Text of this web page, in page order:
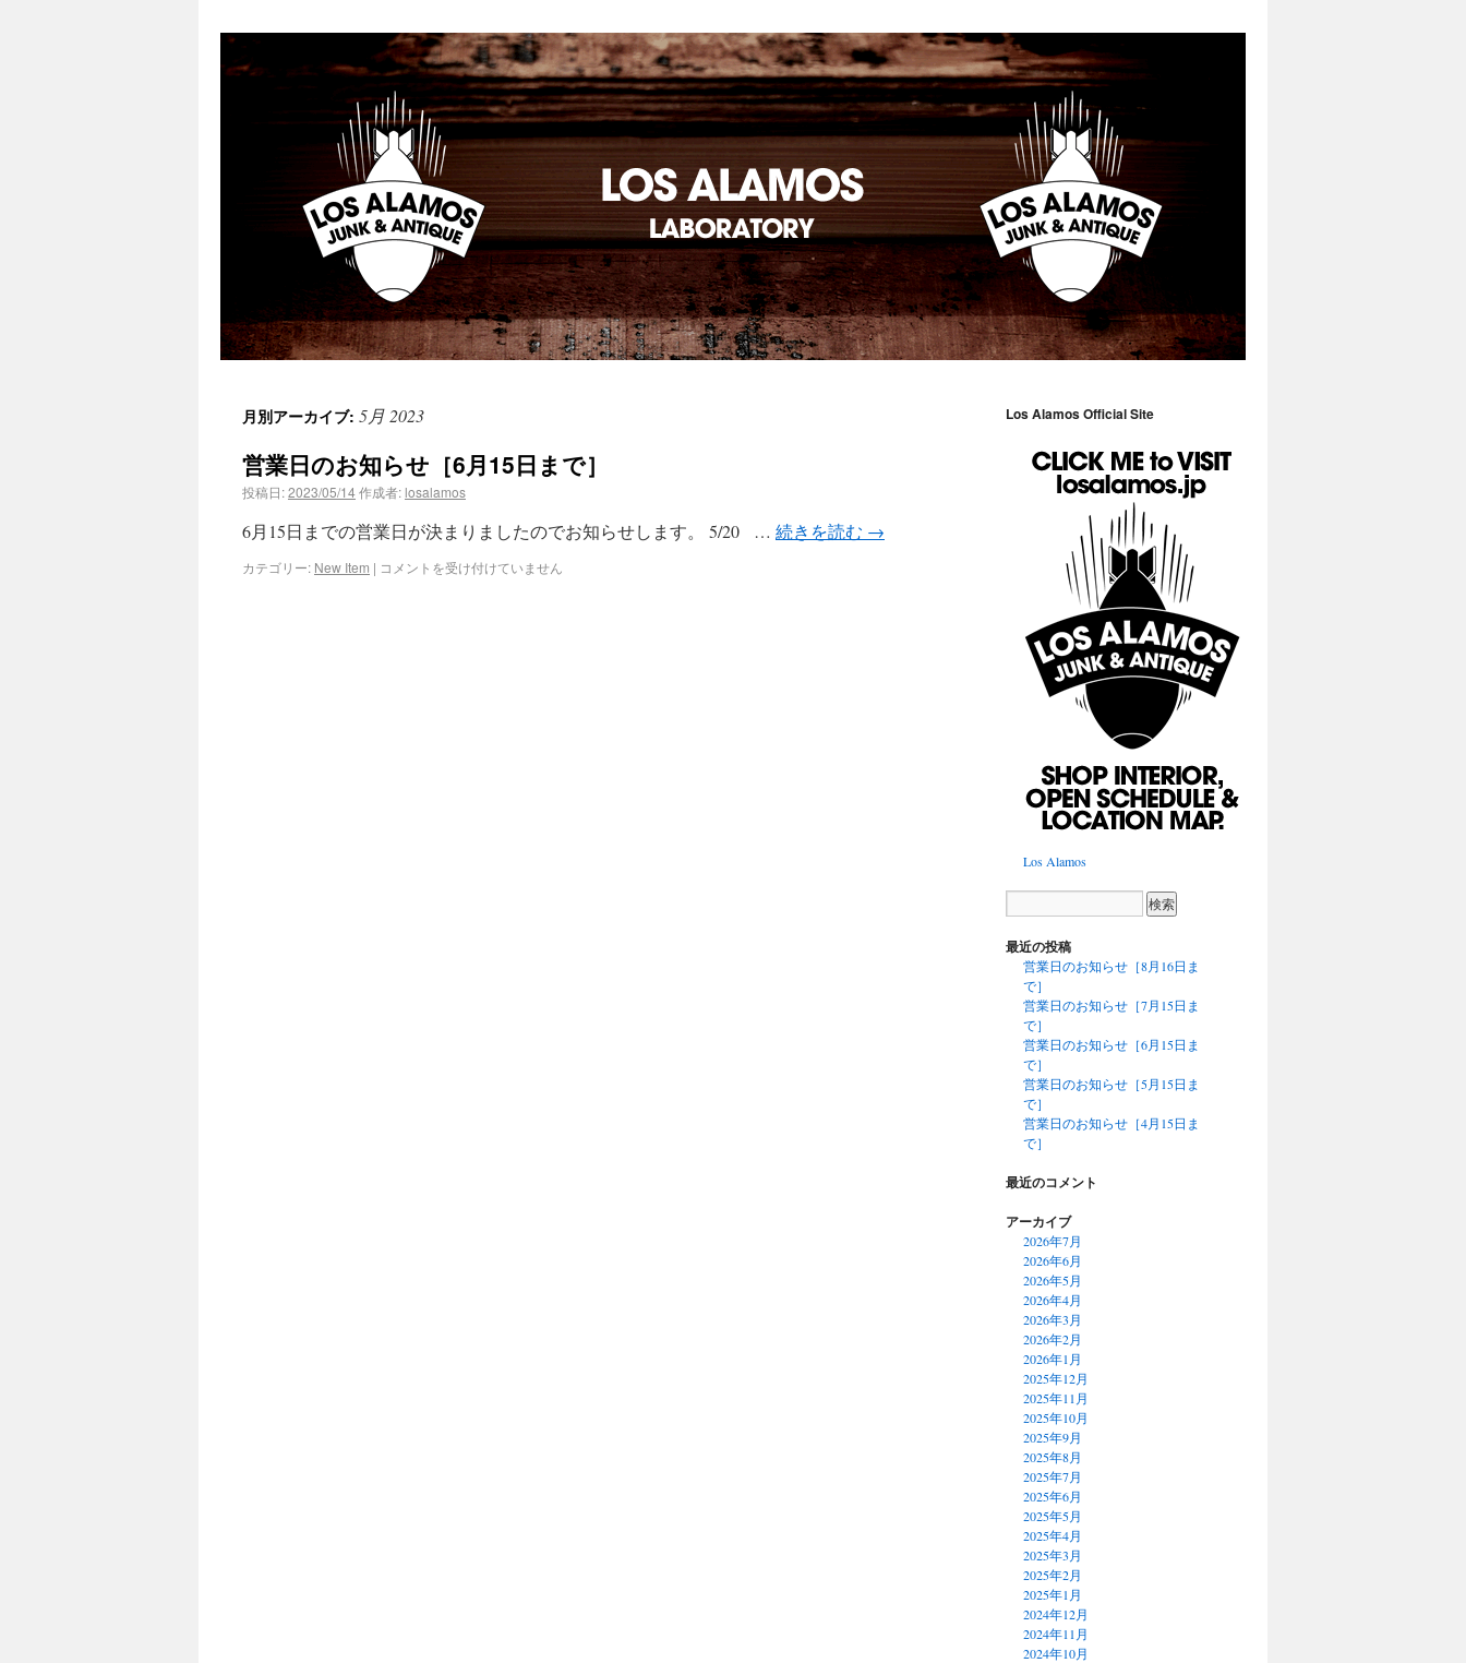
月別アーカイブ: 5月 2023
営業日のお知らせ［6月15日まで］
投稿日:2023/05/14作成者: losalamos
6月15日までの営業日が決まりましたのでお知らせします。 5/20 … 続きを読む →
カテゴリー: New Item | コメントを受け付けていません
Los Alamos Official Site
Los Alamos
最近の投稿
営業日のお知らせ［8月16日ま
で］
営業日のお知らせ［7月15日ま
で］
営業日のお知らせ［6月15日ま
で］
営業日のお知らせ［5月15日ま
で］
営業日のお知らせ［4月15日ま
で］
最近のコメント
アーカイブ
2026年7月
2026年6月
2026年5月
2026年4月
2026年3月
2026年2月
2026年1月
2025年12月
2025年11月
2025年10月
2025年9月
2025年8月
2025年7月
2025年6月
2025年5月
2025年4月
2025年3月
2025年2月
2025年1月
2024年12月
2024年11月
2024年10月